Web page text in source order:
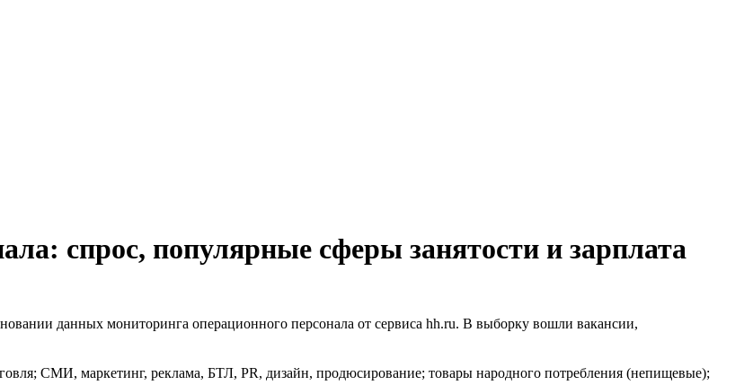
спрос, популярные сферы занятости и зарплата
данных мониторинга операционного персонала от сервиса hh.ru. В выборку вошли вакансии,
СМИ, маркетинг, реклама, БТЛ, PR, дизайн, продюсирование; товары народного потребления (непищевые);